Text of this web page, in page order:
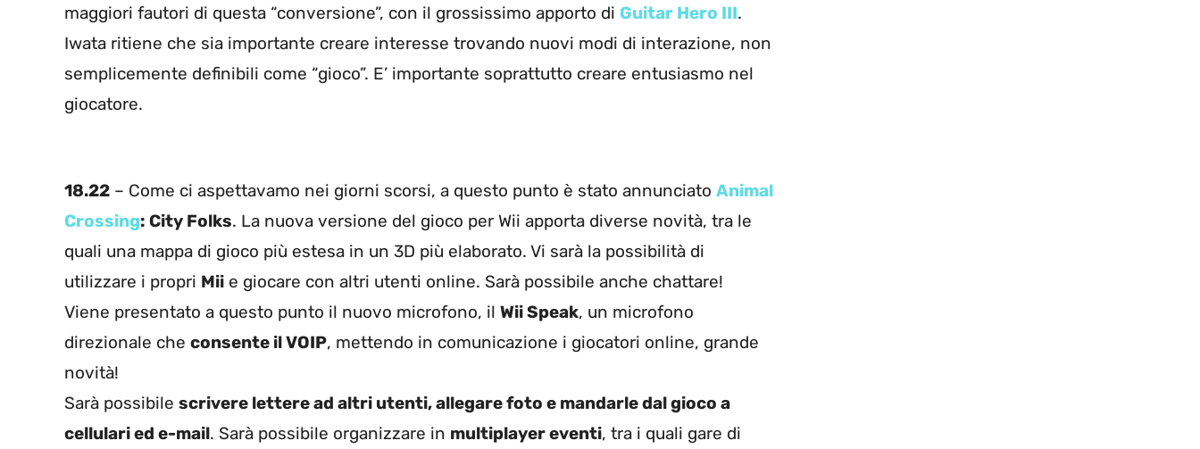
maggiori fautori di questa “conversione”, con il grossissimo apporto di Guitar Hero III.
Iwata ritiene che sia importante creare interesse trovando nuovi modi di interazione, non
semplicemente definibili come “gioco”. E’ importante soprattutto creare entusiasmo nel
giocatore.
18.22 – Come ci aspettavamo nei giorni scorsi, a questo punto è stato annunciato Animal
Crossing: City Folks. La nuova versione del gioco per Wii apporta diverse novità, tra le
quali una mappa di gioco più estesa in un 3D più elaborato. Vi sarà la possibilità di
utilizzare i propri Mii e giocare con altri utenti online. Sarà possibile anche chattare!
Viene presentato a questo punto il nuovo microfono, il Wii Speak, un microfono
direzionale che consente il VOIP, mettendo in comunicazione i giocatori online, grande
novità!
Sarà possibile scrivere lettere ad altri utenti, allegare foto e mandarle dal gioco a
cellulari ed e-mail. Sarà possibile organizzare in multiplayer eventi, tra i quali gare di